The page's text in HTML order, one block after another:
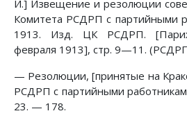
И.] Извещение и резолюции
Комитета РСДРП с партийными
1913. Изд. ЦК РСДРП.
февраля 1913], стр. 9—11.
— Резолюции, [принятые на
РСДРП с партийными
23. — 178.